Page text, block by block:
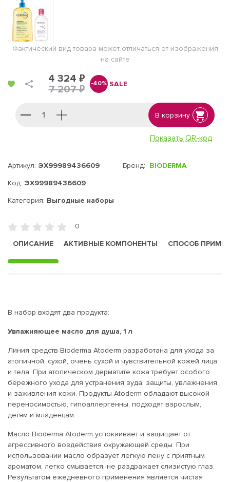
Фактический вид товара может отличаться от изображения
на сайте
4 324 ₽
7 207 ₽
-40% SALE
В корзину
Показать QR-код
Артикул: ЭХ99989436609
Код: ЭХ99989436609
Бренд: BIODERMA
Категория: Выгодные наборы
0
ОПИСАНИЕ
АКТИВНЫЕ КОМПОНЕНТЫ СПОСОБ
В набор входят два продукта:
Увлажняющее масло для душа, 1 л
Линия средств Bioderma Atoderm разработана для ухода за
атопичной, сухой, очень сухой и чувствительной кожей лица
и тела. При атопическом дерматите кожа требует особого
бережного ухода для устранения зуда, защиты, увлажнения
и заживления кожи. Продукты Atoderm обладают высокой
переносимостью, гипоаллергенны, подходят взрослым,
детям и младенцам.
Масло Bioderma Atoderm успокаивает и защищает от
агрессивного воздействия окружающей среды. При
использовании масло образует легкую пену с приятным
ароматом, легко смывается, не раздражает слизистую глаз.
Результатом ежедневного применения является чистая